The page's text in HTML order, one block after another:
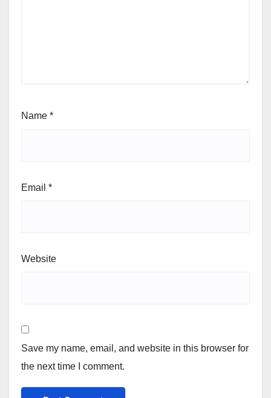
Name *
Email *
Website
Save my name, email, and website in this browser for
the next time I comment.